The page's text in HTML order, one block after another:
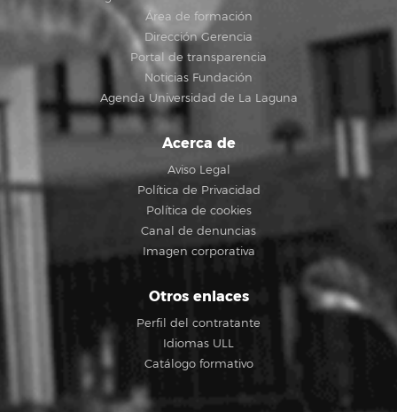
Área de formación
Dirección Gerencia
Portal de transparencia
Noticias Fundación
Agenda Universidad de La Laguna
Acerca de
Aviso Legal
Política de Privacidad
Política de cookies
Canal de denuncias
Imagen corporativa
Otros enlaces
Perfil del contratante
Idiomas ULL
Catálogo formativo